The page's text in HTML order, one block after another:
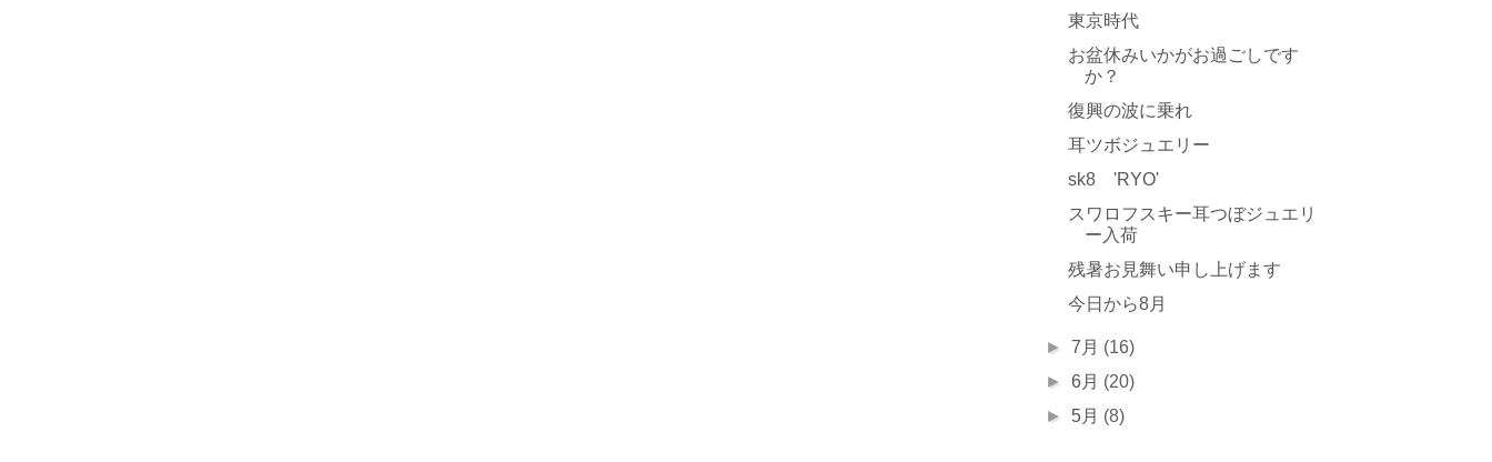
東京時代
お盆休みいかがお過ごしです
か？
復興の波に乗れ
耳ツボジュエリー
sk8 'RYO'
スワロフスキー耳つぼジュエリ
ー入荷
残暑お見舞い申し上げます
今日から8月
►7月 (16)
►6月 (20)
► 5月 (8)